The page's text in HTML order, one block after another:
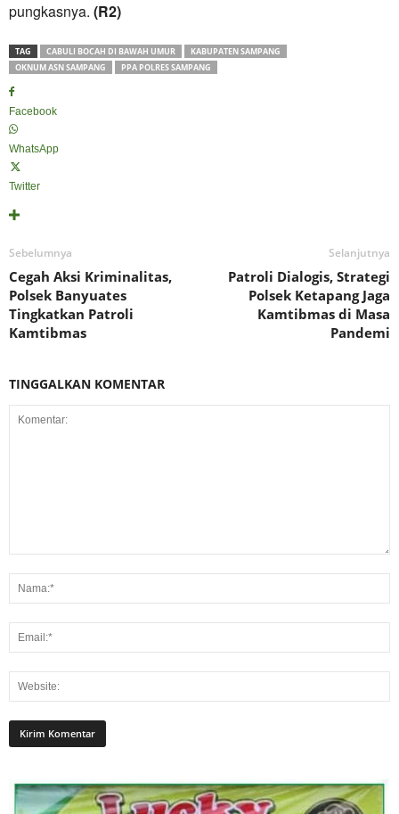
pungkasnya. (R2)
TAG CABULI BOCAH DI BAWAH UMUR
KABUPATEN SAMPANG
OKNUM ASN SAMPANG
PPA POLRES SAMPANG
Facebook
WhatsApp
Twitter
Sebelumnya
Cegah Aksi Kriminalitas,
Polsek Banyuates
Tingkatkan Patroli
Kamtibmas
Selanjutnya
Patroli Dialogis, Strategi
Polsek Ketapang Jaga
Kamtibmas di Masa
Pandemi
TINGGALKAN KOMENTAR